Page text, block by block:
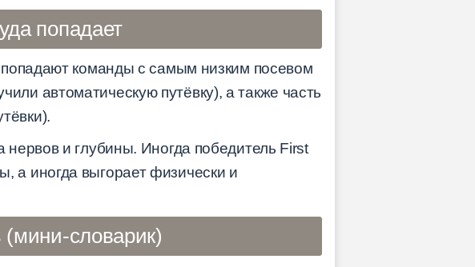
попадает
команды с самым низким посевом
автоматическую путёвку), а также часть
нервов и глубины. Иногда победитель First
а иногда выгорает физически и
словарик)